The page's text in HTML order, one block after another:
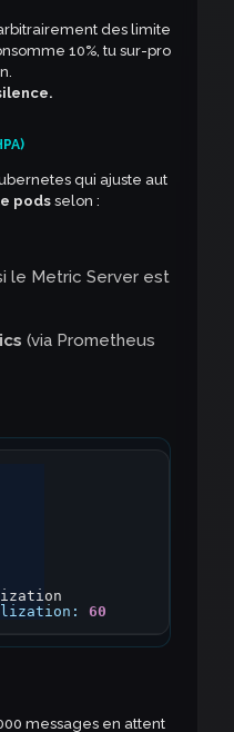
des limite
10%, tu sur-pro
qui ajuste aut
pods selon :
le Metric Server est
(via Prometheus
60
messages en attent